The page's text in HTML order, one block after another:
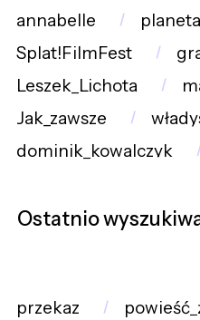
annabelle
planeta
Splat!FilmFest
Leszek_Lichota
Jak_zawsze
dominik_kowalczyk
Ostatnio
przekaz